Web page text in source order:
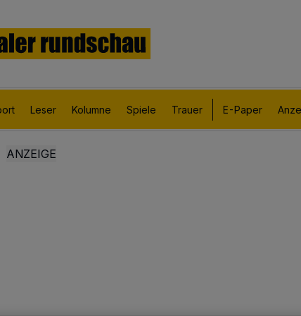
Leser Kolumne Spiele Trauer E-Paper